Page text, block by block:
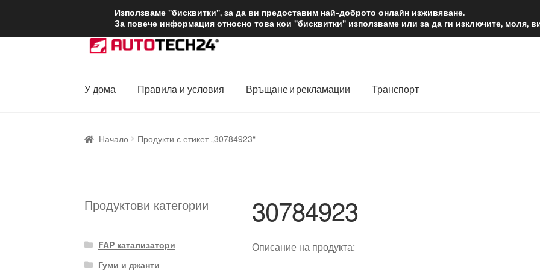
ДОСТАВКА от 12 лв.
Skip
to
Skip
to
У дома Правила и условия Връщане и рекламации Транспорт
Начало Продукти с етикет „30784923“
30784923
Описание на продукта:
Продуктови категории
FAP катализатори
Гуми и джанти
Използваме "бисквитки", за да ви предоставим най-доброто онлайн изживяване.
За повече информация относно това кои "бисквитки" използваме или за да ги изключите, моля,